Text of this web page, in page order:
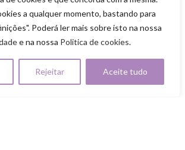
a qualquer momento, bastando para
Poderá ler mais sobre isto na nossa
e na nossa Politica de cookies.
Rejeitar Aceite tudo